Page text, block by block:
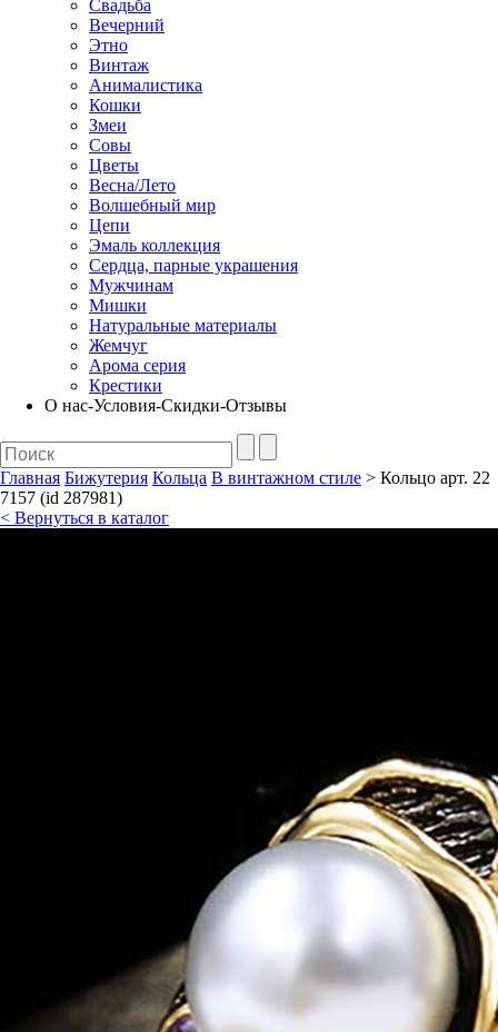
Свадьба
Вечерний
Этно
Винтаж
Анималистика
Кошки
Змеи
Совы
Цветы
Весна/Лето
Волшебный мир
Цепи
Эмаль коллекция
Сердца, парные украшения
Мужчинам
Мишки
Натуральные материалы
Жемчуг
Арома серия
Крестики
О нас-Условия-Скидки-Отзывы
Главная Бижутерия Кольца В винтажном стиле > Кольцо арт. 22
7157 (id 287981)
< Вернуться в каталог